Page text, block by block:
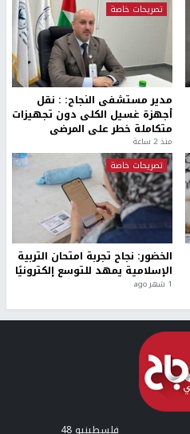
تصريحات خاصة
مدير مستشفى النجاح: : نقل
أجهزة غسيل الكلى دون تجهيزات
متكاملة خطر على المرضى
منذ 2 ساعة
تصريحات خاصة
الخضور: نجاح تجربة امتحان التربية
الإسلامية يمهد للتوسع إلكترونيًا
1 شهر ago
فلسطينيو 48